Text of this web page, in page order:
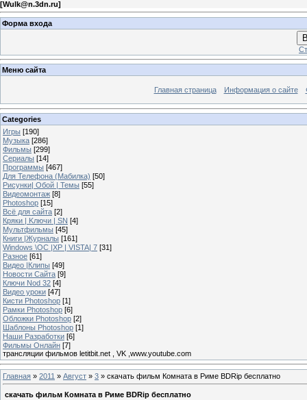
[Wulk@n.3dn.ru]
Форма входа
Меню сайта
Главная страница Информация о сайте
Categories
Игры [190]
Музыка [286]
Фильмы [299]
Сериалы [14]
Программы [467]
Для Телефона (Мабилка) [50]
Рисунки| Обой | Темы [55]
Видеомонтаж [8]
Photoshop [15]
Всё для сайта [2]
Кряки | Kлючи | SN [4]
Мультфильмы [45]
Книги |Журналы [161]
Windows \OC |XP | VISTA| 7 [31]
Разное [61]
Видео |Клипы [49]
Новости Сайта [9]
Ключи Nod 32 [4]
Видео уроки [47]
Кисти Photoshop [1]
Рамки Photoshop [6]
Обложки Photoshop [2]
Шаблоны Photoshop [1]
Наши Разработки [6]
Фильмы Онлайн [7]
трансляции фильмов letitbit.net , VK ,www.youtube.com
Главная » 2011 » Август » 3 » скачать фильм Комната в Риме BDRip бесплатно
скачать фильм Комната в Риме BDRip бесплатно